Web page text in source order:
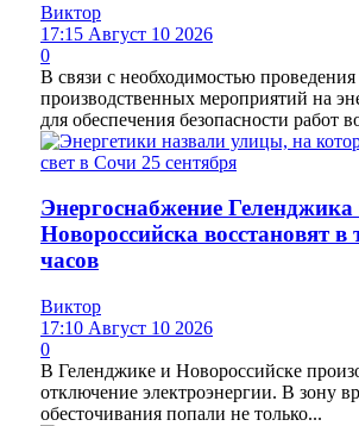
Виктор
17:15 Август 10 2026
0
В связи с необходимостью
производственных мероприятий на
для обеспечения безопасности работ
Энергоснабжение Геленджика
Новороссийска восстановят в
часов
Виктор
17:10 Август 10 2026
0
В Геленджике и Новороссийске
отключение электроэнергии. В зону
обесточивания попали не только...